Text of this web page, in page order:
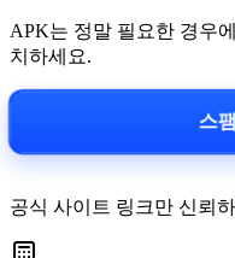
APK는 정말 필요한 경우
치하세요.
스
공식 사이트 링크만 신뢰